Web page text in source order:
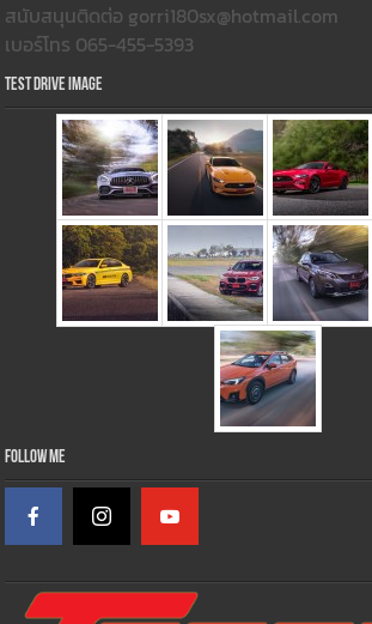
สนับสนุนติดต่อ gorri180sx@hotmail.com
เบอร์โทร 065-455-5393
Test Drive Image
Follow Me